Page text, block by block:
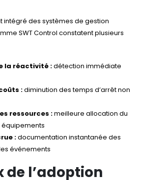
intégré des systèmes de gestion
SWT Control constatent plusieurs
la réactivité :détection immédiate
:diminution des temps d’arrêt non
ressources :meilleure allocation du
:documentation instantanée des
événements
de l’adoption